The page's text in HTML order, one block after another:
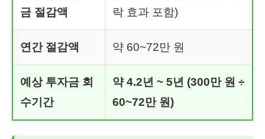
금 절감액
락 효과 포함)
연간 절감액 약 60~72만 원
예상 투자금 회
수기간
약 4.2년 ~ 5년 (300만 원 ÷
60~72만 원)